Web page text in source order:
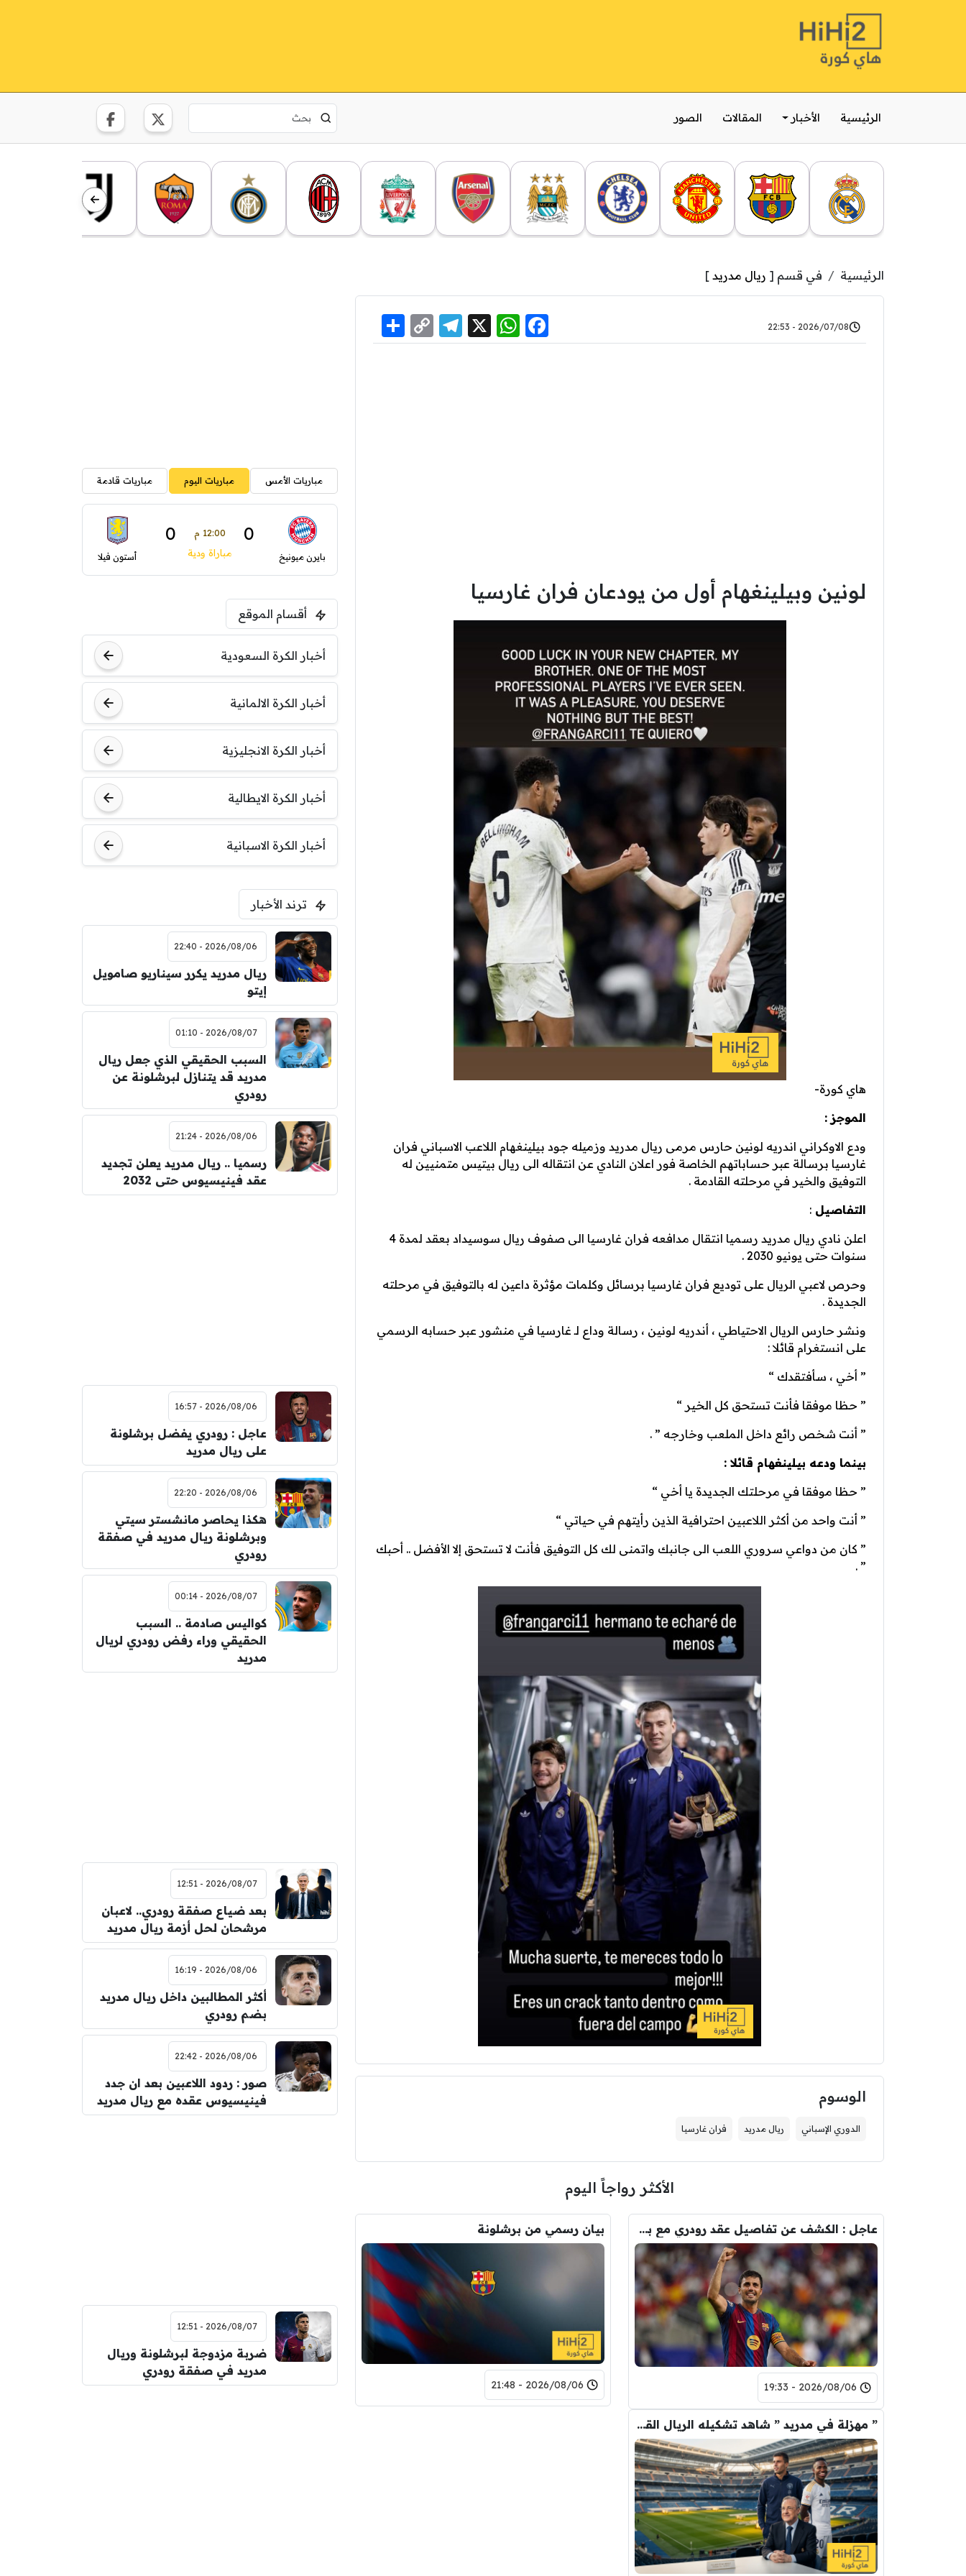
الرئيسية الأخبار المقالات الصور
الرئيسية في قسم [ ريال مدريد ]
2026/07/08 - 22:53
Facebook
WhatsApp
X
Telegram
Copy
Link
لونين وبيلينغهام أول من يودعان فران غارسيا
هاي كورة-
الموجز :
ودع الاوكراني اندريه لونين حارس مرمى ريال مدريد وزميله جود بيلينغهام اللاعب الاسباني فران
غارسيا برسالة عبر حساباتهم الخاصة فور اعلان النادي عن انتقاله الى ريال بيتيس متمنيين له
التوفيق والخير في مرحلته القادمة .
التفاصيل :
اعلن نادي ريال مدريد رسميا انتقال مدافعه فران غارسيا الى صفوف ريال سوسيداد بعقد لمدة 4
سنوات حتى يونيو 2030 .
وحرص لاعبي الريال على توديع فران غارسيا برسائل وكلمات مؤثرة داعين له بالتوفيق في مرحلته
الجديدة .
ونشر حارس الريال الاحتياطي ، أندريه لونين ، رسالة وداع لـ غارسيا في منشور عبر حسابه الرسمي
على انستغرام قائلا :
” أخي ، سأفتقدك “
” حظا موفقا فأنت تستحق كل الخير “
” أنت شخص رائع داخل الملعب وخارجه ” .
بينما ودعه بيلينغهام قائلا :
” حظا موفقا في مرحلتك الجديدة يا أخي “
” أنت واحد من أكثر اللاعبين احترافية الذين رأيتهم في حياتي “
” كان من دواعي سروري اللعب الى جانبك واتمنى لك كل التوفيق فأنت لا تستحق إلا الأفضل .. أحبك
” .
الوسوم
الدوري الإسباني ريال مدريد فران غارسيا
الأكثر رواجاً اليوم
عاجل : الكشف عن تفاصيل عقد رودري مع برشلونة.. قيمة الصفقة والراتب
2026/08/06 - 19:33
بيان رسمي من برشلونة
2026/08/06 - 21:48
” مهزلة في مدريد ” شاهد تشكيله الريال القادمه لاكتساح المركز الثاني
مباريات الأمس مباريات اليوم مباريات قادمة
بايرن ميونيخ
0 12:00 م 0
مباراة ودية أستون فيلا
أقسام الموقع
أخبار الكرة السعودية
أخبار الكرة الالمانية
أخبار الكرة الانجليزية
أخبار الكرة الايطالية
أخبار الكرة الاسبانية
ترند الأخبار
2026/08/06 - 22:40
ريال مدريد يكرر سيناريو صامويل
إيتو
2026/08/07 - 01:10
السبب الحقيقي الذي جعل ريال
مدريد قد يتنازل لبرشلونة عن
رودري
2026/08/06 - 21:24
رسميا .. ريال مدريد يعلن تجديد
عقد فينيسيوس حتى 2032
2026/08/06 - 16:57
عاجل : رودري يفضل برشلونة
على ريال مدريد
2026/08/06 - 22:20
هكذا يحاصر مانشستر سيتي
وبرشلونة ريال مدريد في صفقة
رودري
2026/08/07 - 00:14
كواليس صادمة .. السبب
الحقيقي وراء رفض رودري لريال
مدريد
2026/08/07 - 12:51
بعد ضياع صفقة رودري.. لاعبان
مرشحان لحل أزمة ريال مدريد
2026/08/06 - 16:19
أكثر المطالبين داخل ريال مدريد
بضم رودري
2026/08/06 - 22:42
صور : ردود اللاعبين بعد ان جدد
فينيسيوس عقده مع ريال مدريد
2026/08/07 - 12:51
ضربة مزدوجة لبرشلونة وريال
مدريد في صفقة رودري